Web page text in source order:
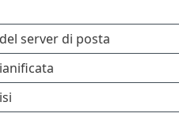
server di posta